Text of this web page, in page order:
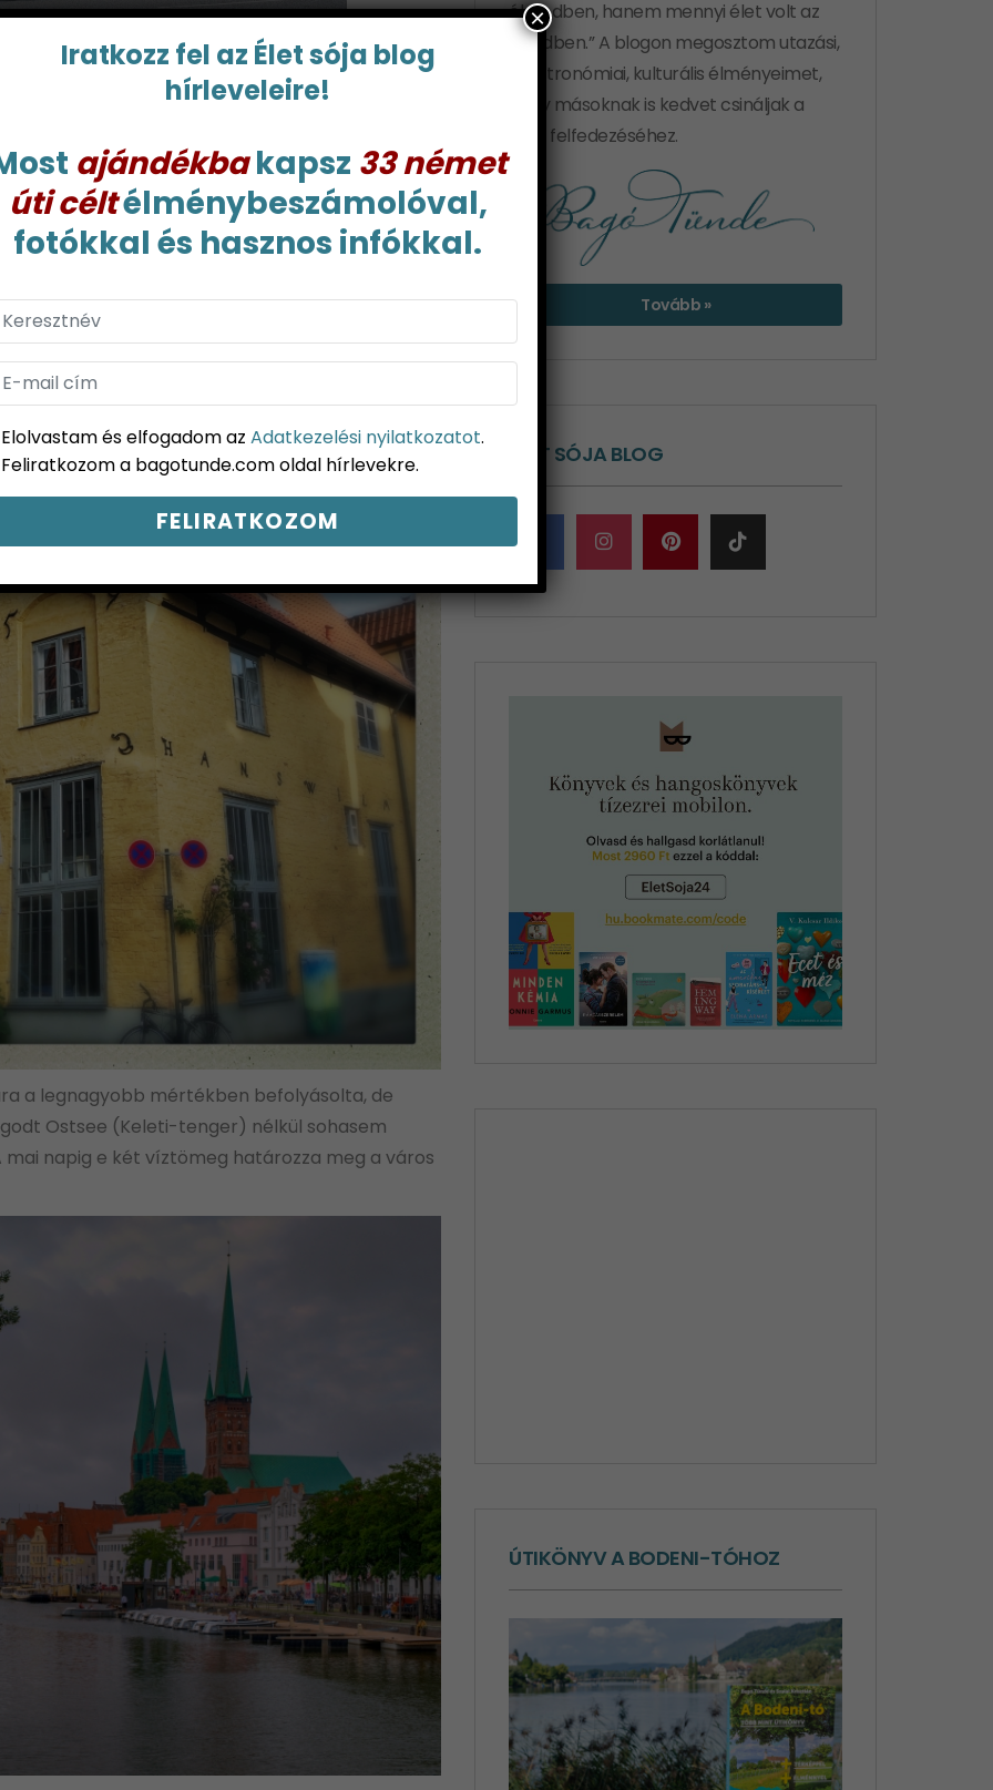
előttem egy ideális királynő képe. Magára
gazdagságát a nyakán viselt rózsa ékszerek
segíti, vámokkal és falakkal védelmezi,
összetartó szövetségeket köt, flottája
közt európaikat üdvözöl, s arra tanítja fiait,
a legnagyobb mértékben befolyásolta, de
Ostsee (Keleti-tenger) nélkül sohasem
napig e két víztömeg határozza meg a város
életedben, hanem mennyi élet volt az
éveidben.” A blogon megosztom utazási,
gasztronómiai, kulturális élményeimet,
hogy másoknak is kedvet csináljak a
világ felfedezéséhez.
Tovább »
ÉLET SÓJA BLOG
ÚTIKÖNYV A BODENI-TÓHOZ
Iratkozz fel az Élet sója blog
hírleveleire!
ajándékbakapsz 33 német
úti céltélménybeszámolóval,
fotókkal és hasznos infókkal.
Elolvastam és elfogadom azAdatkezelési nyilatkozatot.
Feliratkozom a bagotunde.com oldal hírlevekre.
×